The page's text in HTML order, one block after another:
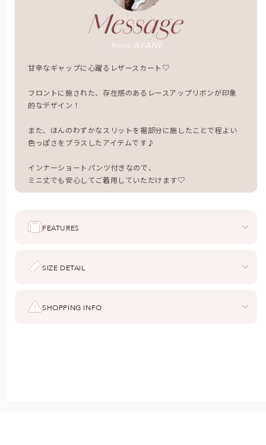
甘辛なギャップに心躍るレザースカート♡
フロントに施された、存在感のあるレースアップリボンが印象
的なデザイン！
また、ほんのわずかなスリットを裾部分に施したことで程よい
色っぽさをプラスしたアイテムです♪
インナーショートパンツ付きなので、
ミニ丈でも安心してご着用していただけます♡
FEATURES
SIZE DETAIL
SHOPPING INFO